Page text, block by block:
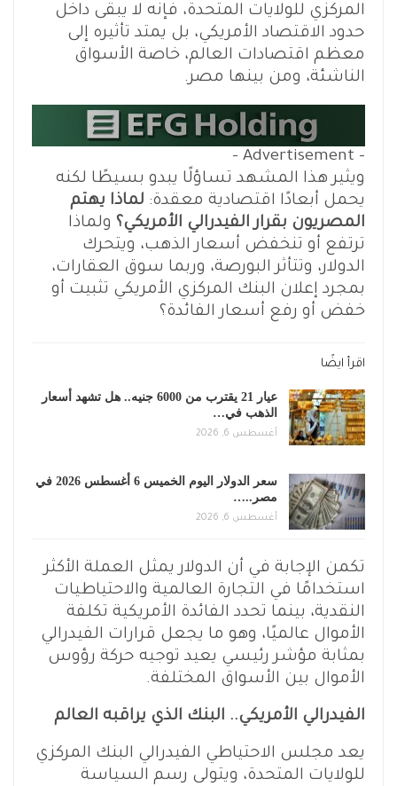
المركزي للولايات المتحدة، فإنه لا يبقى داخل
حدود الاقتصاد الأمريكي، بل يمتد تأثيره إلى
معظم اقتصادات العالم، خاصة الأسواق
الناشئة، ومن بينها مصر.
- Advertisement -
ويثير هذا المشهد تساؤلًا يبدو بسيطًا لكنه
يحمل أبعادًا اقتصادية معقدة: لماذا يهتم
المصريون بقرار الفيدرالي الأمريكي؟ ولماذا
ترتفع أو تنخفض أسعار الذهب، ويتحرك
الدولار، وتتأثر البورصة، وربما سوق العقارات،
بمجرد إعلان البنك المركزي الأمريكي تثبيت أو
خفض أو رفع أسعار الفائدة؟
اقرأ ايضًا
عيار 21 يقترب من 6000 جنيه.. هل تشهد أسعار
الذهب في…
أغسطس 6, 2026
سعر الدولار اليوم الخميس 6 أغسطس 2026 في
مصر..…
أغسطس 6, 2026
تكمن الإجابة في أن الدولار يمثل العملة الأكثر
استخدامًا في التجارة العالمية والاحتياطيات
النقدية، بينما تحدد الفائدة الأمريكية تكلفة
الأموال عالميًا، وهو ما يجعل قرارات الفيدرالي
بمثابة مؤشر رئيسي يعيد توجيه حركة رؤوس
الأموال بين الأسواق المختلفة.
الفيدرالي الأمريكي.. البنك الذي يراقبه العالم
يعد مجلس الاحتياطي الفيدرالي البنك المركزي
للولايات المتحدة، ويتولى رسم السياسة